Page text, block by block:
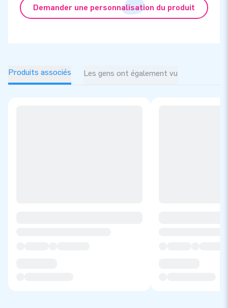
Demander une personnalisation du produit
Produits associés Les gens ont également vu